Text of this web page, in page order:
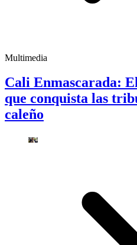
Multimedia
Cali Enmascarada:
que conquista las
caleño